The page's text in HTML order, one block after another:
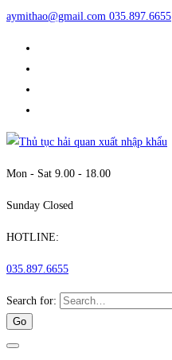
aymithao@gmail.com 035.897.6655
Mon - Sat 9.00 - 18.00
Sunday Closed
HOTLINE:
035.897.6655
Search for: